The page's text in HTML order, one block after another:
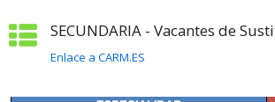
SECUNDARIA - Vacantes de
Enlace a CARM.ES